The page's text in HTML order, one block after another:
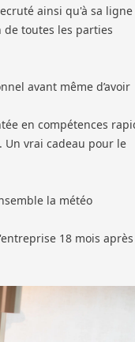
ainsi qu'à sa ligne
de toutes les parties
avant même d’avoir
en compétences
vrai cadeau pour le
la météo
18 mois